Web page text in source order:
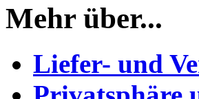
Mehr über...
Liefer- und